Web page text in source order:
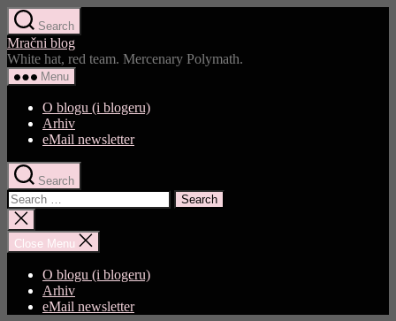
Skip
to
the
content
Search
Mračni blog
White hat, red team. Mercenary Polymath.
Menu
O blogu (i blogeru)
Arhiv
eMail newsletter
Search
Search
for:
Close
search
Close Menu
O blogu (i blogeru)
Arhiv
eMail newsletter